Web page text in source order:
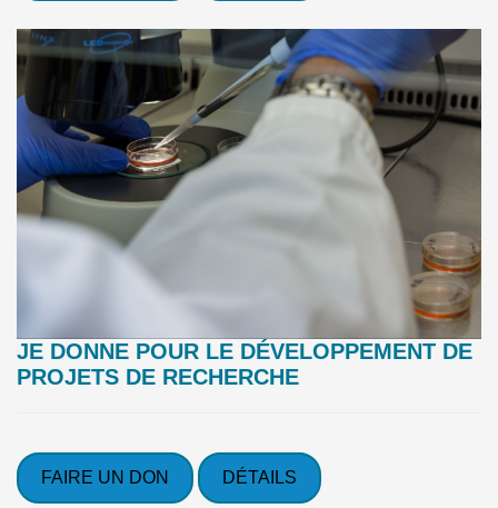
JE DONNE POUR LE DÉVELOPPEMENT DE
PROJETS DE RECHERCHE
FAIRE UN DON DÉTAILS